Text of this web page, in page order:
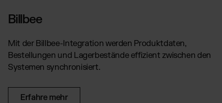
Billbee
Mit der Billbee-Integration werden Produktdaten,
Bestellungen und Lagerbestände effizient zwischen den
Systemen synchronisiert.
Erfahre mehr